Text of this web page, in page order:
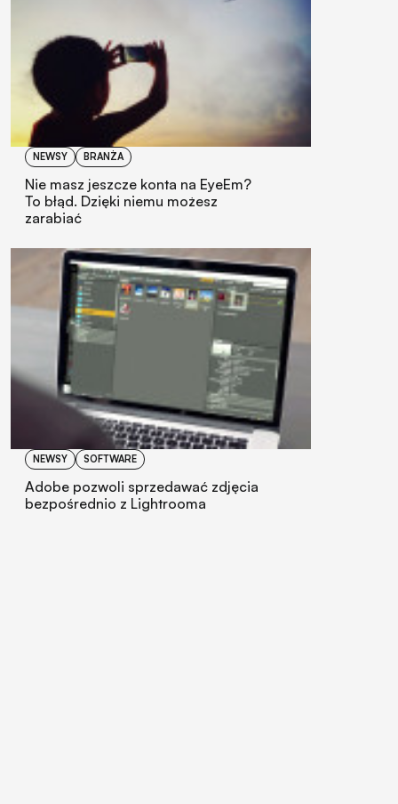
NEWSY BRANŻA
Nie masz jeszcze konta na EyeEm?
To błąd. Dzięki niemu możesz
zarabiać
NEWSY SOFTWARE
Adobe pozwoli sprzedawać zdjęcia
bezpośrednio z Lightrooma